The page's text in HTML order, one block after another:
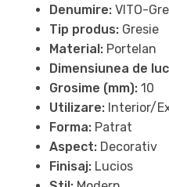
Denumire: VITO-
Tip produs: Gresie
Material: Portelan
Dimensiunea de
Grosime (mm): 10
Utilizare: Interior/
Forma: Patrat
Aspect: Decorativ
Finisaj: Lucios